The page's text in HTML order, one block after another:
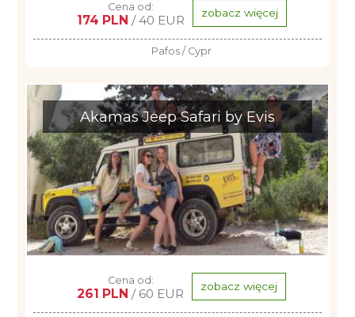
Cena od:
174 PLN / 40 EUR zobacz więcej
Pafos / Cypr
Akamas Jeep Safari by Evis
Cena od:
261 PLN / 60 EUR zobacz więcej